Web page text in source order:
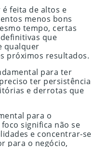
feita de altos e
menos bons
tempo, certas
que
qualquer
próximos resultados.
para ter
ter persistência
e derrotas que
para o
significa não se
e concentrar-se
para o negócio,